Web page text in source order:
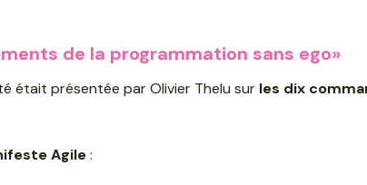
de la programmation sans ego»
était présentée par Olivier Thelu sur les dix
Agile: